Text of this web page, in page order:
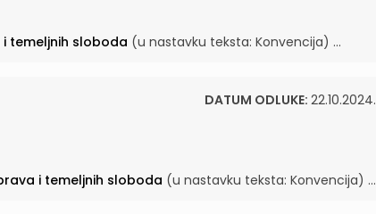
temeljnih sloboda (u nastavku teksta: Konvencija) ...
DATUM ODLUKE: 22.10.2024.
i temeljnih sloboda (u nastavku teksta: Konvencija) ...